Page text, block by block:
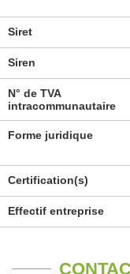
Siret
Siren
N° de TVA
intracommunautaire
Forme juridique
Certification(s)
Effectif entreprise